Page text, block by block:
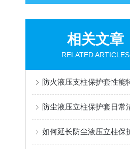
相关文章
RELATED ARTICLES